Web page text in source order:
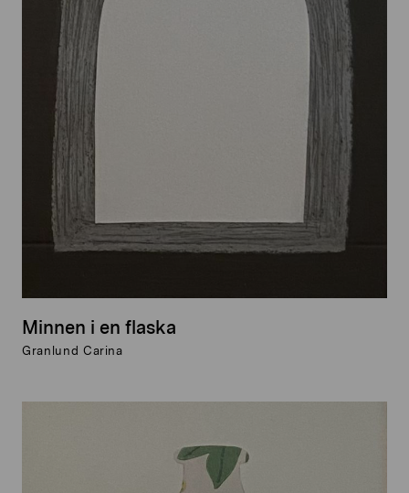
Minnen i en flaska
Granlund Carina